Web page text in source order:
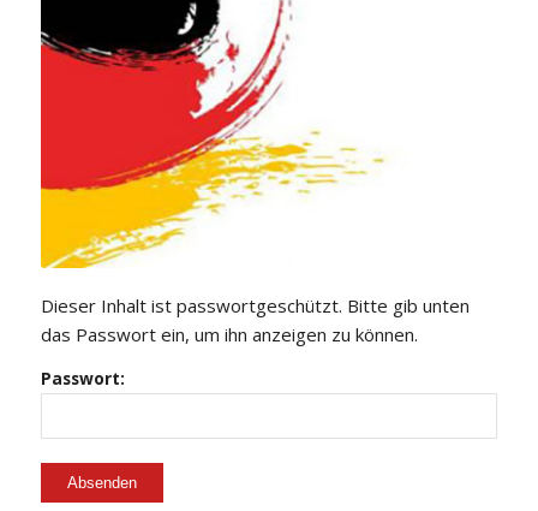
Dieser Inhalt ist passwortgeschützt. Bitte gib unten
das Passwort ein, um ihn anzeigen zu können.
Passwort: